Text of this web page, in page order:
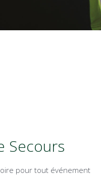
Secours
pour tout événement